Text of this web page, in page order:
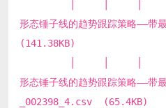
│ │ │ │
形态锤子线的趋势跟踪策略——带
(141.38KB)
│ │ │ │
形态锤子线的趋势跟踪策略——带
_002398_4.csv (65.4KB)